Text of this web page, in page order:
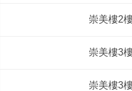
崇美樓2
崇美樓3
崇美樓3